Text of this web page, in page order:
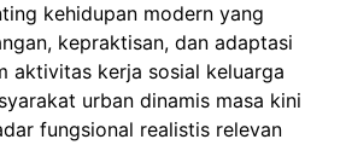
kehidupan modern yang
kepraktisan, dan adaptasi
aktivitas kerja sosial keluarga
urban dinamis masa kini
fungsional realistis relevan